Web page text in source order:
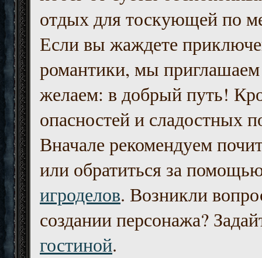
отдых для тоскующей по
Если вы жаждете
романтики, мы приглашаем
желаем: в добрый путь!
опасностей и сладостных
Вначале рекомендуем
или обратиться за
игроделов. Возникли
создании персонажа?
гостиной.